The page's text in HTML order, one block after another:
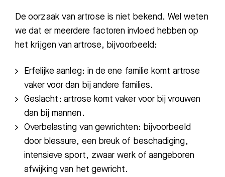
De oorzaak van artrose is niet bekend. Wel weten
we dat er meerdere factoren invloed hebben op
het krijgen van artrose, bijvoorbeeld:
Erfelijke aanleg: in de ene familie komt artrose
vaker voor dan bij andere families.
Geslacht: artrose komt vaker voor bij vrouwen
dan bij mannen.
Overbelasting van gewrichten: bijvoorbeeld
door blessure, een breuk of beschadiging,
intensieve sport, zwaar werk of aangeboren
afwijking van het gewricht.